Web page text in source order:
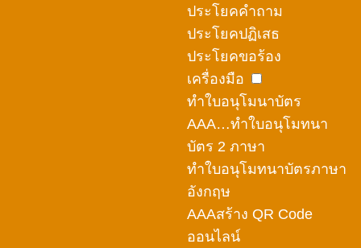
ประโยคคำถาม
ประโยคปฏิเสธ
ประโยคขอร้อง
เครื่องมือ
ทำใบอนุโมนาบัตร
AAA…ทำใบอนุโมทนา
บัตร 2 ภาษา
ทำใบอนุโมทนาบัตรภาษา
อังกฤษ
AAAสร้าง QR Code
ออนไลน์